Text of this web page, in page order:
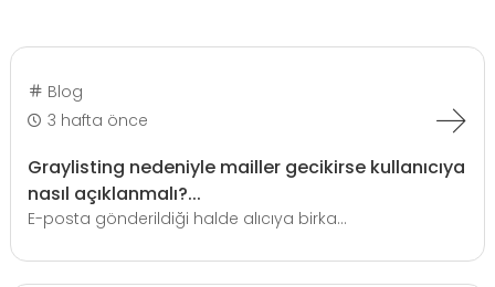
Blog
3 hafta önce
Graylisting nedeniyle mailler gecikirse kullanıcıya
nasıl açıklanmalı?...
E-posta gönderildiği halde alıcıya birka...